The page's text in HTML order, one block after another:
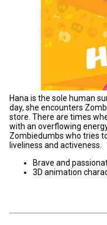
Hana is the sole human
day, she encounters
store. There are times
with an overflowing
Zombiedumbs who tries
liveliness and activeness.
Brave and
3D animation